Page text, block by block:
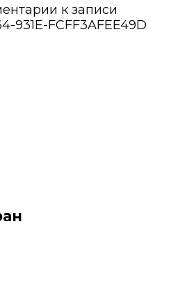
к записи
931E-FCFF3AFEE49D